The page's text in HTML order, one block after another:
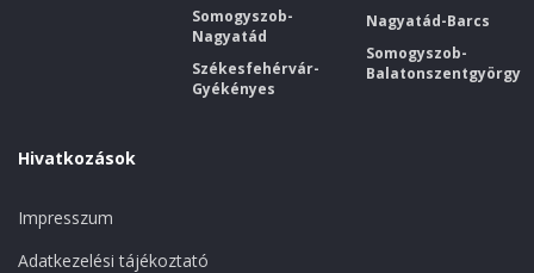
Somogyszob-
Nagyatád
Székesfehérvár-
Gyékényes
Nagyatád-Barcs
Somogyszob-
Balatonszentgyörgy
Hivatkozások
Impresszum
Adatkezelési tájékoztató